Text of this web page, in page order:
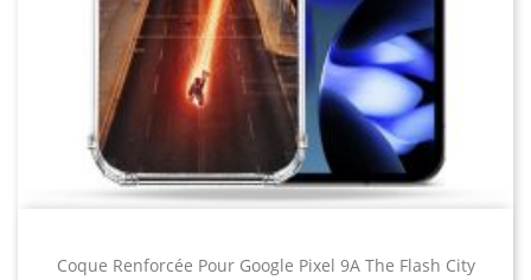
Coque Renforcée Pour Google Pixel 9A The Flash City